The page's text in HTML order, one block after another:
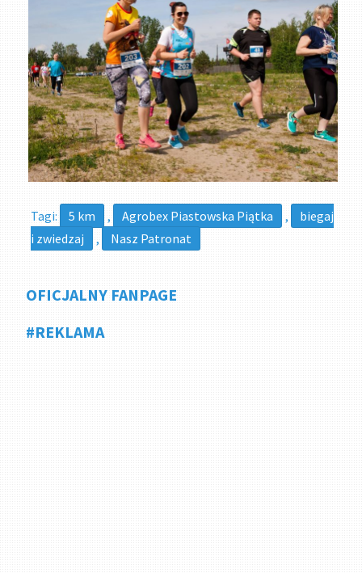
Tagi: 5 km , Agrobex Piastowska Piątka ,
biegaj
i zwiedzaj
, Nasz Patronat
OFICJALNY FANPAGE
#REKLAMA